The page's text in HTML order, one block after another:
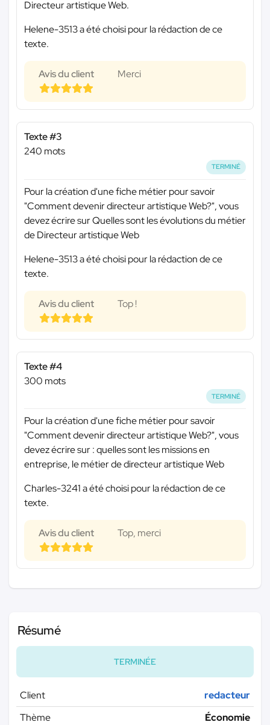
Directeur artistique Web.
Helene-3513 a été choisi pour la rédaction de ce
texte.
Avis du client Merci
Texte #3
240 mots
TERMINÉ
Pour la création d'une fiche métier pour savoir
"Comment devenir directeur artistique Web?", vous
devez écrire sur Quelles sont les évolutions du métier
de Directeur artistique Web
Helene-3513 a été choisi pour la rédaction de ce
texte.
Avis du client Top !
Texte #4
300 mots
TERMINÉ
Pour la création d'une fiche métier pour savoir
"Comment devenir directeur artistique Web?", vous
devez écrire sur : quelles sont les missions en
entreprise, le métier de directeur artistique Web
Charles-3241 a été choisi pour la rédaction de ce
texte.
Avis du client Top, merci
Résumé
TERMINÉE
Client
redacteur
Thème
Économie